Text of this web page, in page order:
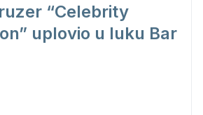
“Celebrity
uplovio u luku Bar